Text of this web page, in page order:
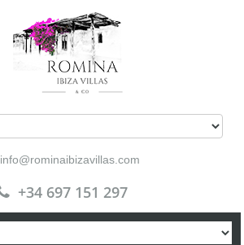
info@rominaibizavillas.com
+34 697 151 297